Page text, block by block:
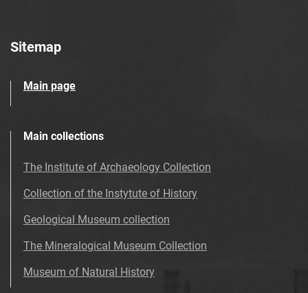
Sitemap
Main page
Main collections
The Institute of Archaeology Collection
Collection of the Instytute of History
Geological Museum collection
The Mineralogical Museum Collection
Museum of Natural History